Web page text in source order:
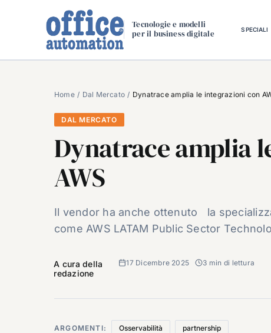
Tecnologie e modelli
per il business digitale
SPECIALI
Home Dal Mercato Dynatrace amplia le integrazioni con
DAL MERCATO
Dynatrace amplia
AWS
Il vendor ha anche ottenuto la
come AWS LATAM Public Sector
A cura della
redazione
17 Dicembre 2025 3 min di lettura
ARGOMENTI: Osservabilità partnership